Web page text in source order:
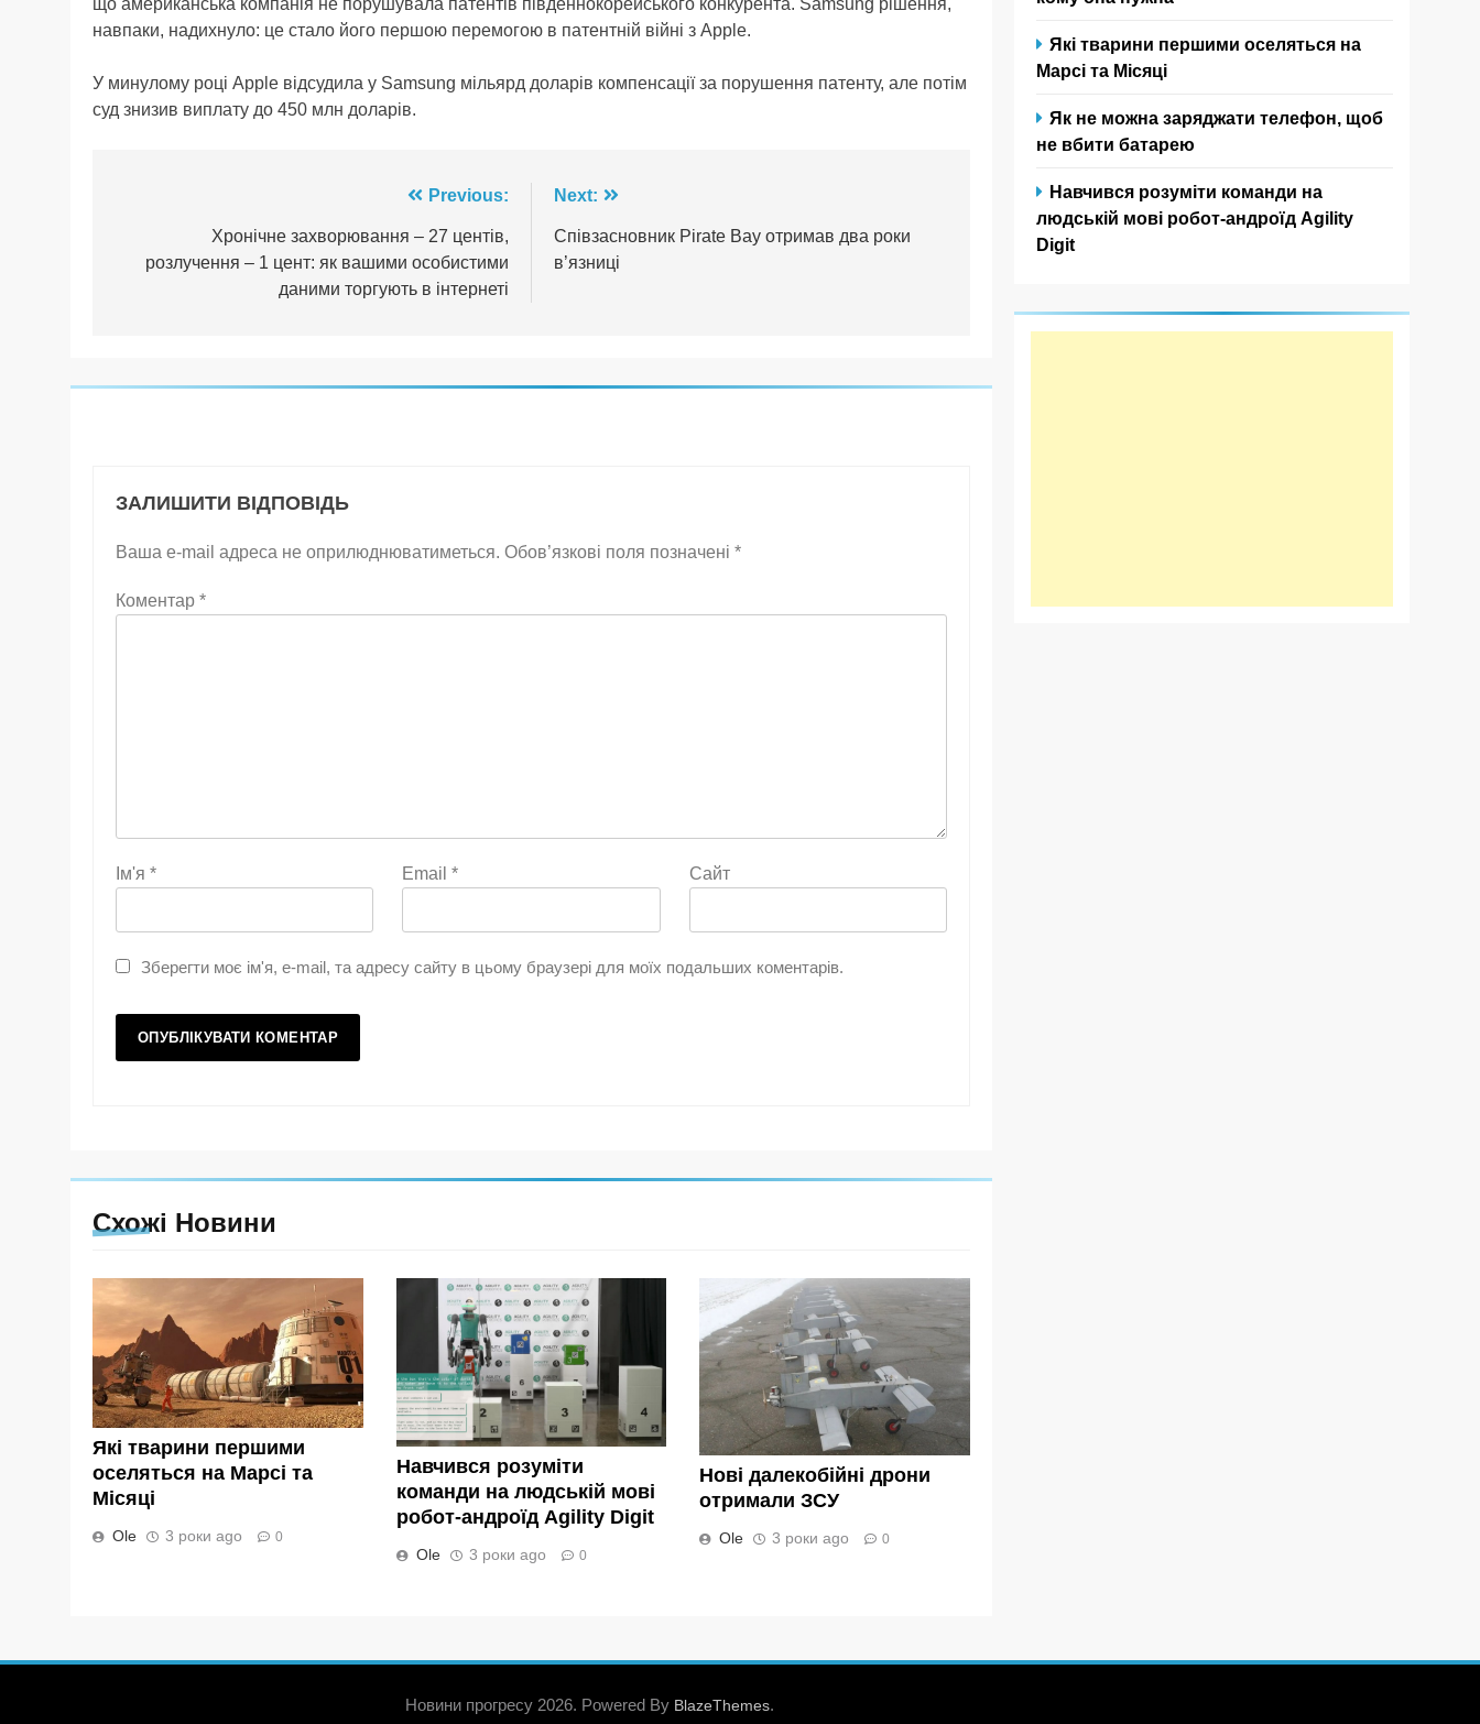
навпаки, надихнуло: це стало його першою перемогою в патентній війні з Apple.
У минулому році Apple відсудила у Samsung мільярд доларів компенсації за порушення патенту, але потім
суд знизив виплату до 450 млн доларів.
записів
Previous:
Хронічне захворювання – 27 центів,
розлучення – 1 цент: як вашими особистими
даними торгують в інтернеті
Next:
Співзасновник Pirate Bay отримав два роки
в’язниці
ЗАЛИШИТИ ВІДПОВІДЬ
Ваша e-mail адреса не оприлюднюватиметься. Обов’язкові поля позначені *
Коментар *
Ім'я * Email* Сайт
Зберегти моє ім'я, e-mail, та адресу сайту в цьому браузері для моїх подальших коментарів.
Схожі Новини
Які тварини першими
оселяться на Марсі та
Місяці
Ole 3 роки ago 0
Навчився розуміти
команди на людській мові
робот-андроїд Agility Digit
Ole 3 роки ago 0
Нові далекобійні дрони
отримали ЗСУ
Ole 3 роки ago 0
Які тварини першими оселяться на
Марсі та Місяці
Як не можна заряджати телефон, щоб
не вбити батарею
Навчився розуміти команди на
людській мові робот-андроїд Agility
Digit
Новини прогресу 2026. Powered By BlazeThemes.